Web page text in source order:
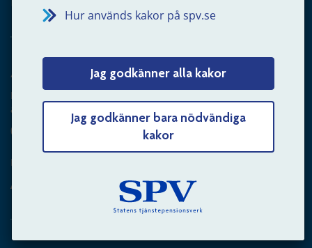
Hur används kakor på spv.se
Jag godkänner alla kakor
Jag godkänner bara nödvändiga
kakor
Arbetsgivare
Frågor om administration av tjänstepension från statlig
anställning
060-18 75 03
Kontakta oss
Arbetsgivare – skicka mejl till oss